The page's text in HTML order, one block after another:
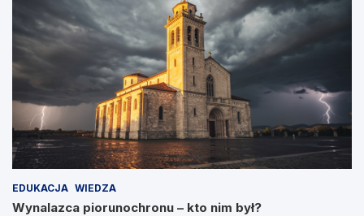
EDUKACJA WIEDZA
Wynalazca piorunochronu – kto nim był?